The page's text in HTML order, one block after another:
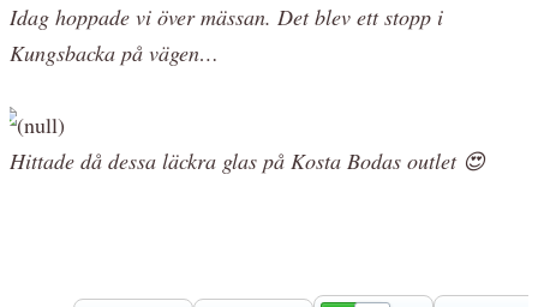
Idag hoppade vi över mässan. Det blev ett stopp i
Kungsbacka på vägen…
Hittade då dessa läckra glas på Kosta Bodas outlet 😍